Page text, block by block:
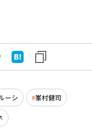
ーシ 峯村健司